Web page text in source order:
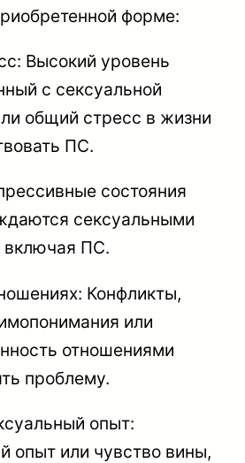
форме:
Высокий уровень
с сексуальной
общий стресс в жизни
ПС.
состояния
сексуальными
включая ПС.
Конфликты,
или
отношениями
проблему.
опыт:
опыт или чувство вины,